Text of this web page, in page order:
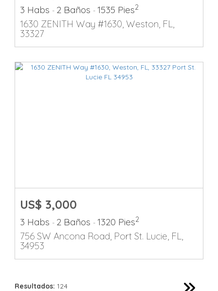
3 Habs - 2 Baños - 1535 Pies2
1630 ZENITH Way #1630, Weston, FL,
33327
US$ 3,000
3 Habs - 2 Baños - 1320 Pies2
756 SW Ancona Road, Port St. Lucie, FL,
34953
Resultados: 124